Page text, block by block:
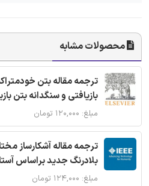
محصولات مشابه
ترجمه مقاله بتن
بازیافتی و سنگدانه بتن
مبلغ: ۱۲۰,۰۰۰ تومان
بلادرنگ جدید براساس
مبلغ: ۱۲۴,۰۰۰ تومان